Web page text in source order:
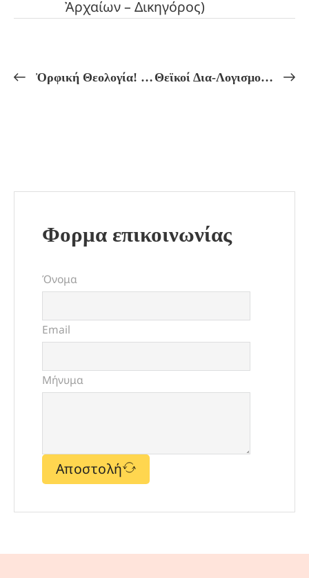
Ἀρχαίων – Δικηγόρος)
Ὀρφική Θεολογία! ΜΥΣΤΗΡΙΑΚΗ ΕΡΜΗΝΕΙΑ ΤΟΥ ΘΕΟΥ ΔΙΟΝΥΣΟΥ! Θεϊκοί Δια-Λογισμοί!«Ο ΘΕΟΣ ΗΦΑΙΣΤΟΣ! ΤΟ ΠΝΕΥΜΑ ΤΟΥ ΜΟΡΦΟΠΟΙΗΤΙΚΟΥ ΠΥΡΟΣ!»Μυστηριακή Ἑρμηνεία καί Διαλογιστική Τελετή!
Φορμα επικοινωνίας
Όνομα
Email
Μήνυμα
Αποστολή